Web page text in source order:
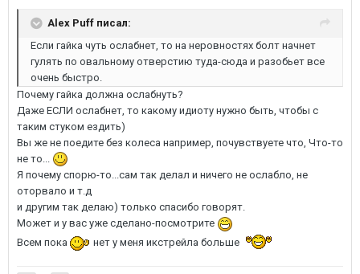
Alex Puff писал:
Если гайка чуть ослабнет, то на неровностях болт начнет
гулять по овальному отверстию туда-сюда и разобьет все
очень быстро.
Почему гайка должна ослабнуть?
Даже ЕСЛИ ослабнет, то какому идиоту нужно быть, чтобы с
таким стуком ездить)
Вы же не поедите без колеса например, почувствуете что, Что-то
не то...
Я почему спорю-то...сам так делал и ничего не ослабло, не
оторвало и т.д
и другим так делаю) только спасибо говорят.
Может и у вас уже сделано-посмотрите
Всем пока
нет у меня икстрейла больше